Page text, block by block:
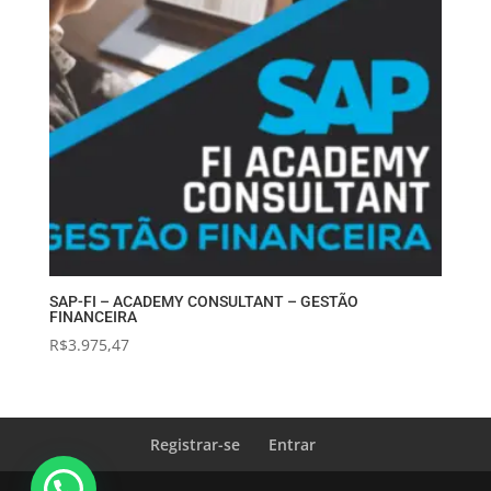
SAP-FI – ACADEMY CONSULTANT – GESTÃO
FINANCEIRA
R$3.975,47
Registrar-se Entrar